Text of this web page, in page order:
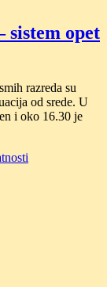
sistem opet
razreda su
od srede. U
i oko 16.30 je